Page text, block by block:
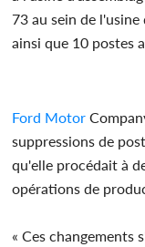
73 au sein de l'usine
ainsi que 10 postes
Ford Motor
suppressions de
qu'elle procédait à
opérations de
« Ces changements